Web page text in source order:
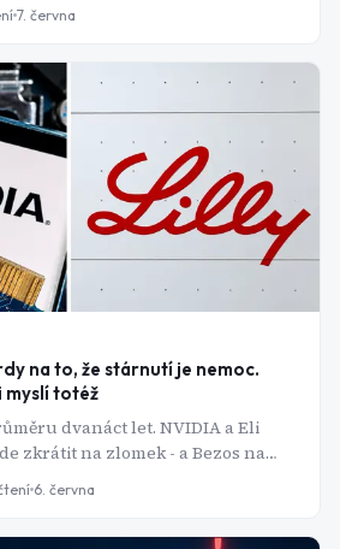
7. června
na to, že stárnutí je nemoc.
myslí totéž
dvanáct let. NVIDIA a Eli
zkrátit na zlomek - a Bezos na
miliardy ještě dřív.
6. června